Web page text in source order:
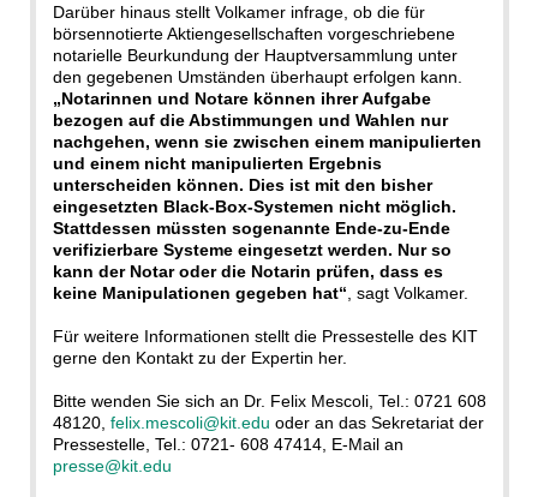
Darüber hinaus stellt Volkamer infrage, ob die für
börsennotierte Aktiengesellschaften vorgeschriebene
notarielle Beurkundung der Hauptversammlung unter
den gegebenen Umständen überhaupt erfolgen kann.
„Notarinnen und Notare können ihrer Aufgabe
bezogen auf die Abstimmungen und Wahlen nur
nachgehen, wenn sie zwischen einem manipulierten
und einem nicht manipulierten Ergebnis
unterscheiden können. Dies ist mit den bisher
eingesetzten Black-Box-Systemen nicht möglich.
Stattdessen müssten sogenannte Ende-zu-Ende
verifizierbare Systeme eingesetzt werden. Nur so
kann der Notar oder die Notarin prüfen, dass es
keine Manipulationen gegeben hat“ , sagt Volkamer.
Für weitere Informationen stellt die Pressestelle des KIT
gerne den Kontakt zu der Expertin her.
Bitte wenden Sie sich an Dr. Felix Mescoli, Tel.: 0721 608
48120, felix.mescoli@kit.edu oder an das Sekretariat der
Pressestelle, Tel.: 0721- 608 47414, E-Mail an
presse@kit.edu